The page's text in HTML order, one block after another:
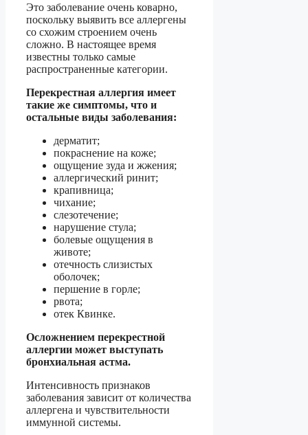
Это заболевание очень коварно,
поскольку выявить все аллергены
со схожим строением очень
сложно. В настоящее время
известны только самые
распространенные категории.
Перекрестная аллергия имеет
такие же симптомы, что и
остальные виды заболевания:
дерматит;
покраснение на коже;
ощущение зуда и жжения;
аллергический ринит;
крапивница;
чихание;
слезотечение;
нарушение стула;
болевые ощущения в
животе;
отечность слизистых
оболочек;
першение в горле;
рвота;
отек Квинке.
Осложнением перекрестной
аллергии может выступать
бронхиальная астма.
Интенсивность признаков
заболевания зависит от количества
аллергена и чувствительности
иммунной системы.